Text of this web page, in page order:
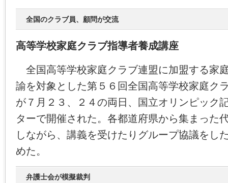
全国のクラブ員、顧問が交流
高等学校家庭クラブ指導者養成講座
全国高等学校家庭クラブ連盟に加盟する家
諭を対象とした第５６回全国高等学校家庭ク
が７月２３、２４の両日、国立オリンピック
ターで開催された。各都道府県から集まった
しながら、講義を受けたりグループ協議をし
めた。
弁護士会が模擬裁判